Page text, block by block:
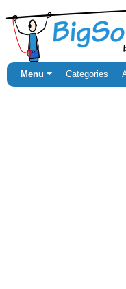
Menu ⏷ Categories